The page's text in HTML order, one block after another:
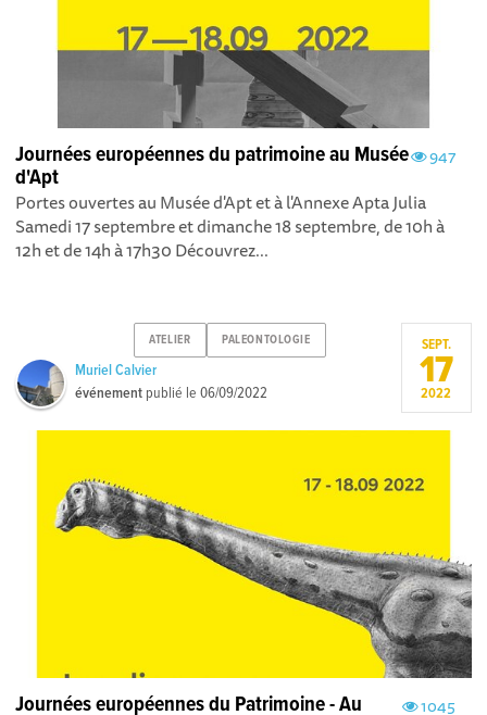
947
Journées européennes du patrimoine au Musée
d'Apt
Portes ouvertes au Musée d'Apt et à l'Annexe Apta Julia
Samedi 17 septembre et dimanche 18 septembre, de 10h à
12h et de 14h à 17h30 Découvrez...
ATELIER PALEONTOLOGIE
Muriel Calvier
événement publié le06/09/2022
SEPT.
17
2022
1045
Journées européennes du Patrimoine - Au